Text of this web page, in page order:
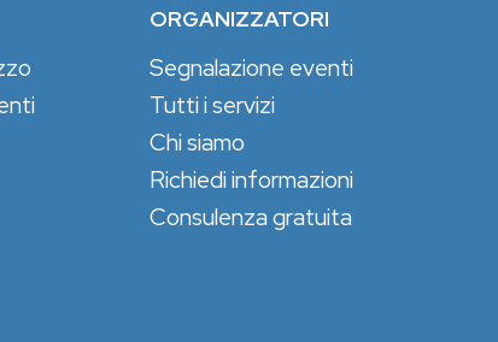
ORGANIZZATORI
Segnalazione eventi
Tutti i servizi
Chi siamo
Richiedi informazioni
Consulenza gratuita